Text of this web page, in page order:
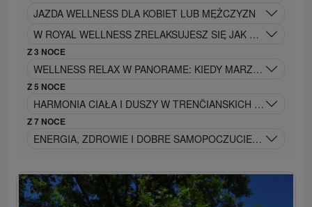
JAZDA WELLNESS DLA KOBIET LUB MĘŻCZYZN
W ROYAL WELLNESS ZRELAKSUJESZ SIĘ JAK PRAWDZIWY
Z 3 NOCE
WELLNESS RELAX W PANORAME: KIEDY MARZENIA SIĘ
Z 5 NOCE
HARMONIA CIAŁA I DUSZY W TRENČIANSKICH TEPLICACH
Z 7 NOCE
ENERGIA, ZDROWIE I DOBRE SAMOPOCZUCIE NIE TYLKO